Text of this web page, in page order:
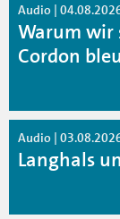
Audio |
Warum wir
Cordon bleu
Audio |
Langhals